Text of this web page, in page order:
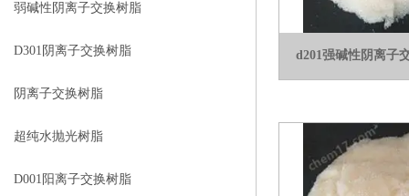
弱碱性阴离子交换树脂
D301阴离子交换树脂
阴离子交换树脂
超纯水抛光树脂
D001阳离子交换树脂
d201强碱性阴离子